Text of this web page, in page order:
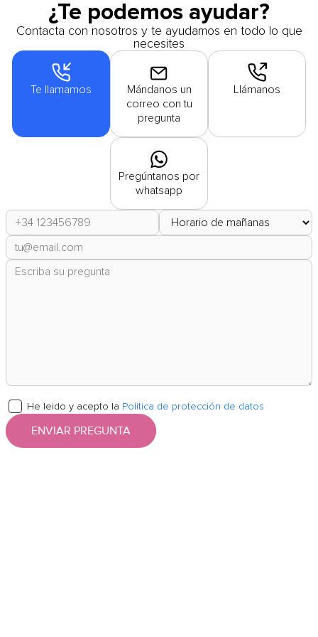
¿Te podemos ayudar?
Contacta con nosotros y te ayudamos en todo lo que
necesites
Te llamamos
Mándanos un
correo con tu
pregunta
Llámanos
Pregúntanos por
whatsapp
He leido y acepto la Politica de protección de datos
ENVIAR PREGUNTA